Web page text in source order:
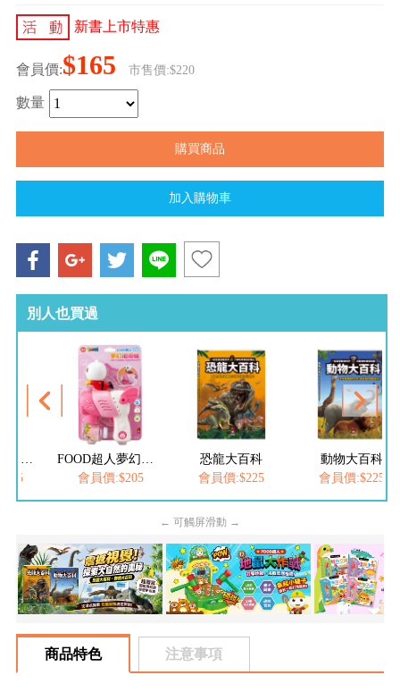
新書上市特惠
會員價:$165 市售價:$220
數量
別人也買過
會員價:$205
恐龍大百科
會員價:$225
動物大百科
會員價:$225
← 可觸屏滑動 →
商品特色 注意事項